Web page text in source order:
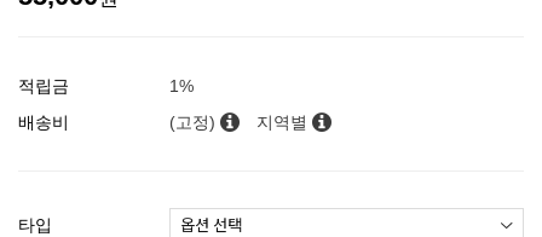
적립금
1%
배송비
(고정) 지역별
타입